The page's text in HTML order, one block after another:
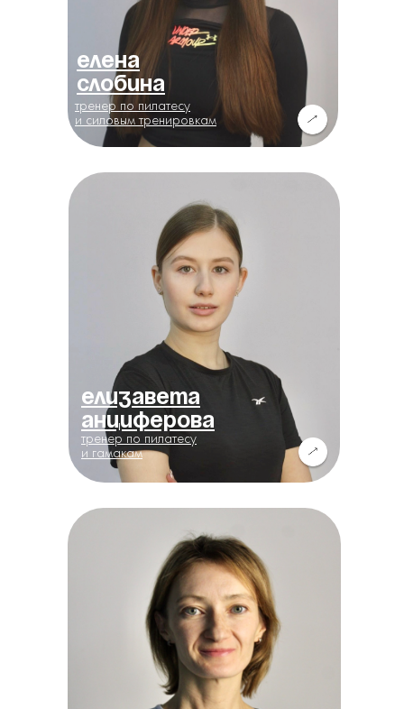
Елизавета
Анциферова
тренер по пилатесу
и гамакам
Елена
Слобина
тренер по пилатесу
и силовым тренировкам